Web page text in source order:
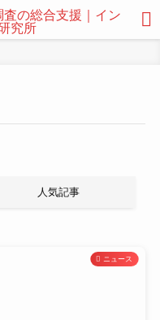
人気記事
ニュース